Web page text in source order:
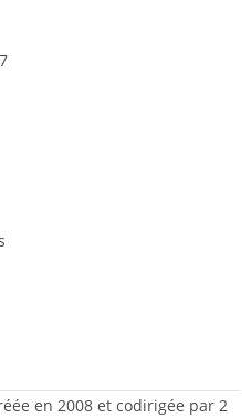
en 2008 et codirigée par 2